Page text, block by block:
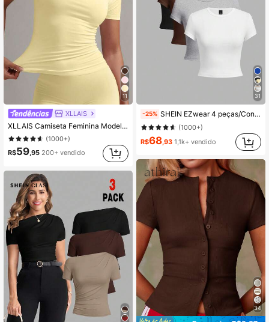
11
XLLAIS
XLLAIS Camiseta Feminina Model de Gola Redonda, Manga Curta, Verão, Amarelo Creme, Sólida, Básica, Ajustada, Esportiva e Casual, Temporada de Volta às Aulas, Estética Clean Girl
(1000+)
R$59,95 200+ vendido
31
-25% SHEIN EZwear 4 peças/Conjunto Camiseta Feminina Ajustada de Manga Curta com Gola Redonda e Cor Sólida, Adequada para o Verão
(1000+)
R$68,93 1,1k+ vendido
34